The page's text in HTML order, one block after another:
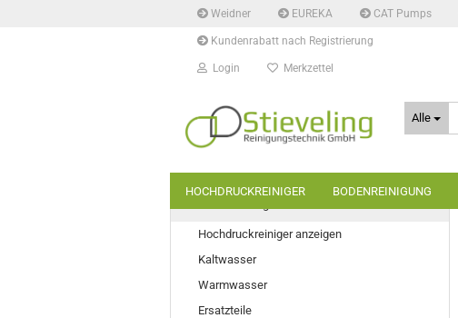
Weidner EUREKA CAT Pumps
Kundenrabatt nach Registrierung
Login Merkzettel
Alle
HOCHDRUCKREINIGER BODENREINIGUNG
Hochdruckreiniger anzeigen
Kaltwasser
Warmwasser
Ersatzteile